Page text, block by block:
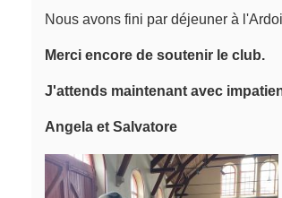
Nous avons fini par déjeuner à
Merci encore de soutenir le club.
J'attends maintenant avec
Angela et Salvatore